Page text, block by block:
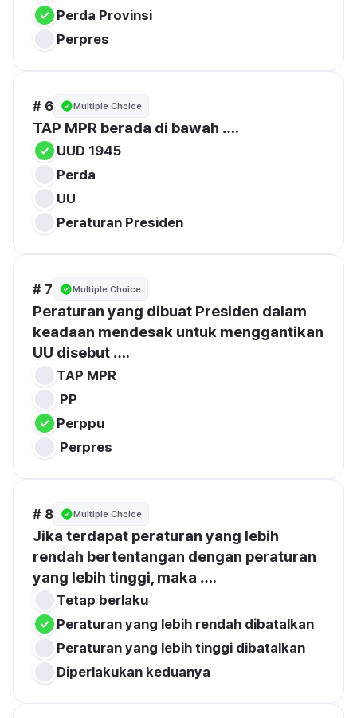
Perda Provinsi
Perpres
# 6 Multiple Choice
TAP MPR berada di bawah ….
UUD 1945
Perda
UU
Peraturan Presiden
# 7 Multiple Choice
Peraturan yang dibuat Presiden dalam
keadaan mendesak untuk menggantikan
UU disebut ….
PP
Perpres
# 8 Multiple Choice
Jika terdapat peraturan yang lebih
rendah bertentangan dengan peraturan
yang lebih tinggi, maka ….
Tetap berlaku
Peraturan yang lebih rendah dibatalkan
Peraturan yang lebih tinggi dibatalkan
Diperlakukan keduanya